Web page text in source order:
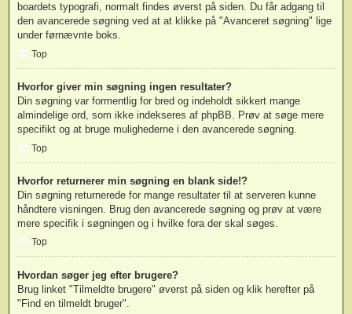
boardets typografi, normalt findes øverst på siden. Du får adgang til
den avancerede søgning ved at at klikke på "Avanceret søgning" lige
under førnævnte boks.
Top
Hvorfor giver min søgning ingen resultater?
Din søgning var formentlig for bred og indeholdt sikkert mange
almindelige ord, som ikke indekseres af phpBB. Prøv at søge mere
specifikt og at bruge mulighederne i den avancerede søgning.
Top
Hvorfor returnerer min søgning en blank side!?
Din søgning returnerede for mange resultater til at serveren kunne
håndtere visningen. Brug den avancerede søgning og prøv at være
mere specifik i søgningen og i hvilke fora der skal søges.
Top
Hvordan søger jeg efter brugere?
Brug linket "Tilmeldte brugere" øverst på siden og klik herefter på
"Find en tilmeldt bruger".